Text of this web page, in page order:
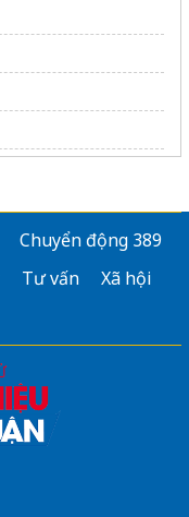
Chuyển động 389
Tư vấn
Xã hội